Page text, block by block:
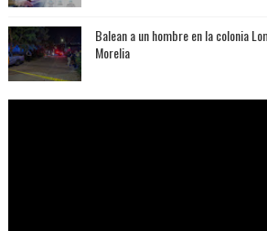
Balean a un hombre en la colonia
Morelia